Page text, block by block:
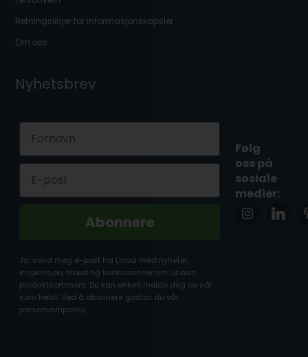
Retningslinjer for informasjonskapsler
Om oss
Nyhetsbrev
Abonnere
Ja, send meg e-post fra Linaa med nyheter,
inspirasjon, tilbud og konkurranser om Linaas
produktsortiment. Du kan enkelt melde deg av når
som helst. Ved å abonnere godtar du vår
personvernpolicy.
Følg
oss på
sosiale
medier: